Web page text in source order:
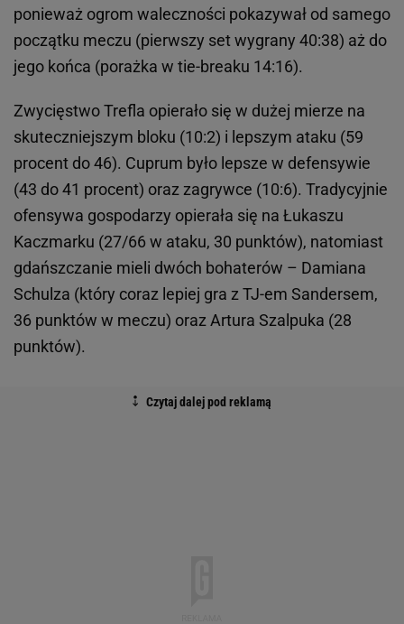
ponieważ ogrom waleczności pokazywał od samego
początku meczu (pierwszy set wygrany 40:38) aż do
jego końca (porażka w tie-breaku 14:16).
Zwycięstwo Trefla opierało się w dużej mierze na
skuteczniejszym bloku (10:2) i lepszym ataku (59
procent do 46). Cuprum było lepsze w defensywie
(43 do 41 procent) oraz zagrywce (10:6). Tradycyjnie
ofensywa gospodarzy opierała się na Łukaszu
Kaczmarku (27/66 w ataku, 30 punktów), natomiast
gdańszczanie mieli dwóch bohaterów – Damiana
Schulza (który coraz lepiej gra z TJ-em Sandersem,
36 punktów w meczu) oraz Artura Szalpuka (28
punktów).